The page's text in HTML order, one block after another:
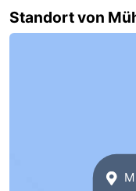
Seehunden
Standort von